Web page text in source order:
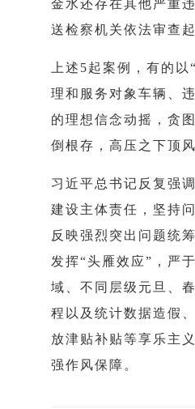
金水还存在其他严重
送检察机关依法审查起
上述5起案例，有的
理和服务对象车辆、
的理想信念动摇，贪
倒根存，高压之下顶
习近平总书记反复强
建设主体责任，坚持
反映强烈突出问题统
发挥“头雁效应”，严
域、不同层级元旦、
程以及统计数据造假
放津贴补贴等享乐主
强作风保障。